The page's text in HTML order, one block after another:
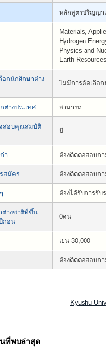
หลักสูตรปริญญา
Materials,
Hydrogen
Physics and
Earth
อกนักศึกษาต่าง
ไม่มีการคัดเลือ
ต่างประเทศ สามารถ
สอบคุณสมบัติ
มี
า ต้องติดต่อสอบถา
สมัคร ต้องติดต่อสอบถา
ต้องได้รับการรั
ต่างชาติที่ขึ้น
ก่อน
0คน
เยน 30,000
ต้องติดต่อสอบถ
Kyushu
ที่พบล่าสุด